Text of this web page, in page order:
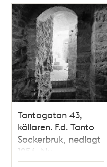
Tantogatan 43,
källaren. F.d. Tanto
Sockerbruk, nedlagt
1956. Nu
Tantogatan 73, kv.